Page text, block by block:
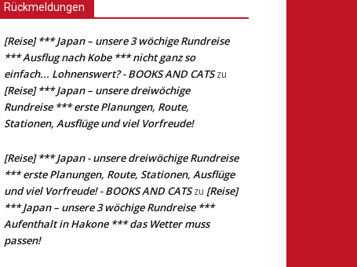
Rückmeldungen
[Reise] *** Japan – unsere 3 wöchige Rundreise
*** Ausflug nach Kobe *** nicht ganz so
einfach... Lohnenswert? - BOOKS AND CATSzu
[Reise] *** Japan – unsere dreiwöchige
Rundreise *** erste Planungen, Route,
Stationen, Ausflüge und viel Vorfreude!
[Reise] *** Japan - unsere dreiwöchige Rundreise
*** erste Planungen, Route, Stationen, Ausflüge
und viel Vorfreude! - BOOKS AND CATSzu [Reise]
*** Japan – unsere 3 wöchige Rundreise ***
Aufenthalt in Hakone *** das Wetter muss
passen!